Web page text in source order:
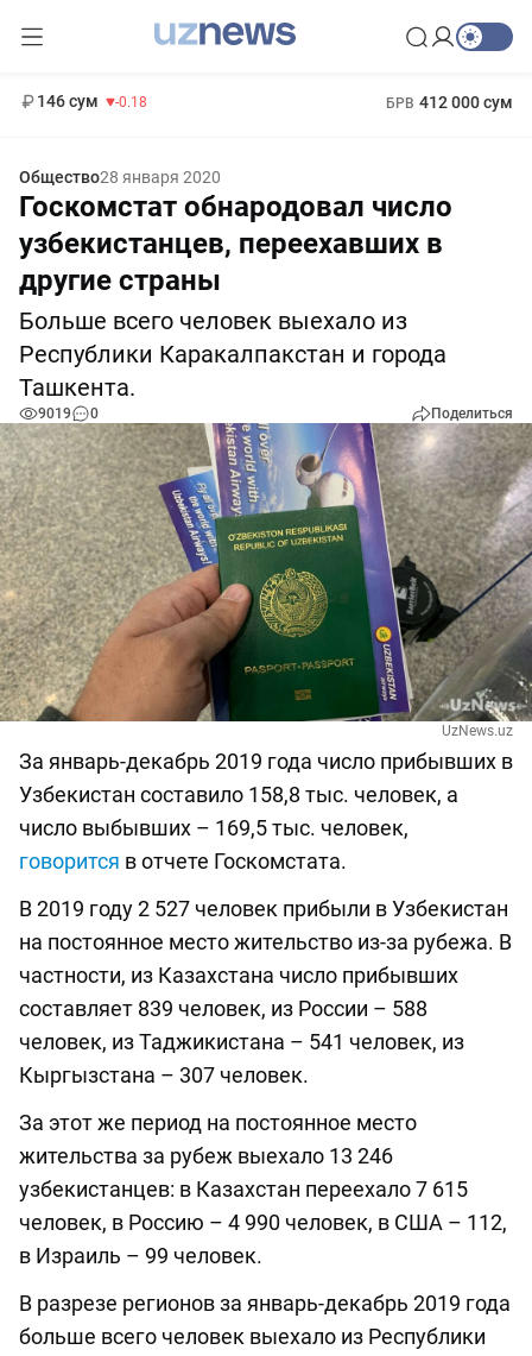
146 сум -0.18 БРВ 412 000 сум
Общество28 января 2020
Госкомстат обнародовал число
узбекистанцев, переехавших в
другие страны
Больше всего человек выехало из
Республики Каракалпакстан и города
Ташкента.
9019 0 Поделиться
UzNews.uz
За январь-декабрь 2019 года число прибывших в
Узбекистан составило 158,8 тыс. человек, а
число выбывших – 169,5 тыс. человек,
говорится в отчете Госкомстата.
В 2019 году 2 527 человек прибыли в Узбекистан
на постоянное место жительство из-за рубежа. В
частности, из Казахстана число прибывших
составляет 839 человек, из России – 588
человек, из Таджикистана – 541 человек, из
Кыргызстана – 307 человек.
За этот же период на постоянное место
жительства за рубеж выехало 13 246
узбекистанцев: в Казахстан переехало 7 615
человек, в Россию – 4 990 человек, в США – 112,
в Израиль – 99 человек.
В разрезе регионов за январь-декабрь 2019 года
больше всего человек выехало из Республики